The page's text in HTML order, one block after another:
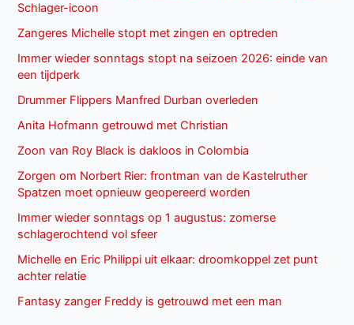
Schlager-icoon
Zangeres Michelle stopt met zingen en optreden
Immer wieder sonntags stopt na seizoen 2026: einde van
een tijdperk
Drummer Flippers Manfred Durban overleden
Anita Hofmann getrouwd met Christian
Zoon van Roy Black is dakloos in Colombia
Zorgen om Norbert Rier: frontman van de Kastelruther
Spatzen moet opnieuw geopereerd worden
Immer wieder sonntags op 1 augustus: zomerse
schlagerochtend vol sfeer
Michelle en Eric Philippi uit elkaar: droomkoppel zet punt
achter relatie
Fantasy zanger Freddy is getrouwd met een man